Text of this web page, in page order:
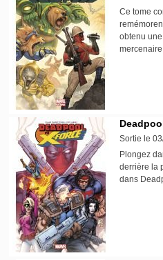
Ce tome
obtenu
Sortie le
Plongez
derrière la
dans